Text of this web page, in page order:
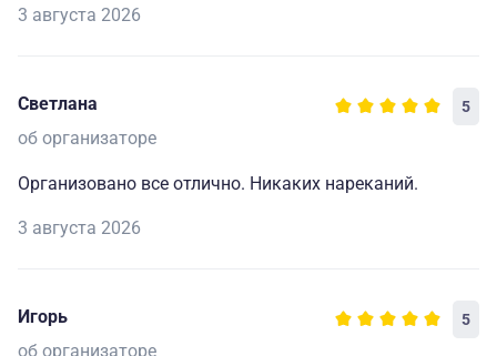
3 августа 2026
Светлана 5
об организаторе
Организовано все отлично. Никаких нареканий.
3 августа 2026
Игорь 5
об организаторе